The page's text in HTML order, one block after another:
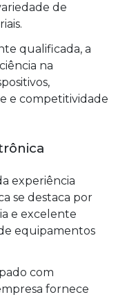
de
qualificada, a
na
e competitividade
experiência
se destaca por
e excelente
equipamentos
com
fornece